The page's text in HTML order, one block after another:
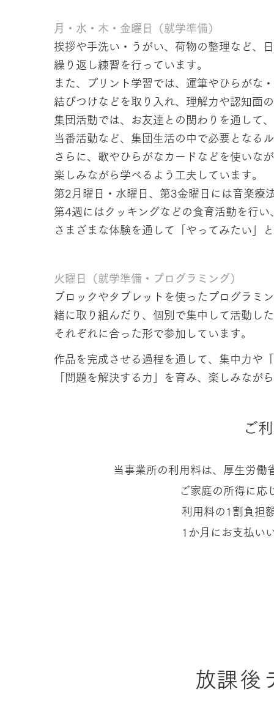
月・水・木・金曜日（就学準備）
挨拶や手洗い・うがい、荷物の整理など、
繰り返し練習を行っています。
また、プリント学習では、運筆やひらがな
結びつけなどを取り入れ、理解力や認知面
集団活動では、お友達との関わりを通して
当番活動など、集団生活の中で必要となる
さらに、歌やひらがなカードなどを使いな
楽しみながら学べるよう工夫しています。
第2月曜日・水曜日、第3金曜日には音楽療
第4週にはクッキングなどの食育活動を行い
さまざまな体験を通して「やってみたい」
火曜日（就学準備・プログラミング）
ブロックやタブレットを使ったプログラミ
緒に取り組んだり、個別で集中して活動し
それぞれに合った形で参加しています。
作品を完成させる過程を通して、集中力や
「問題を解決する力」を育み、楽しみなが
ご
当事業所の利用料は、厚生労働
ご家庭の所得に応
利用料の1割負担
1か月にお支払い
放課後